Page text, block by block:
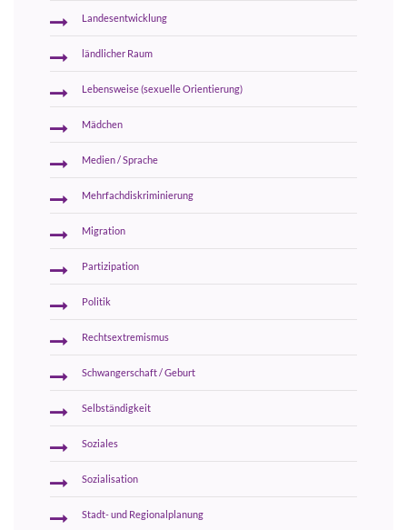
Landesentwicklung
ländlicher Raum
Lebensweise (sexuelle Orientierung)
Mädchen
Medien / Sprache
Mehrfachdiskriminierung
Migration
Partizipation
Politik
Rechtsextremismus
Schwangerschaft / Geburt
Selbständigkeit
Soziales
Sozialisation
Stadt- und Regionalplanung